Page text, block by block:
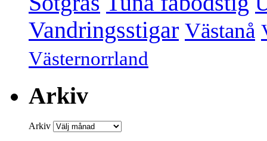
Vandringsstigar Västanå
Västernorrland
Arkiv
Arkiv